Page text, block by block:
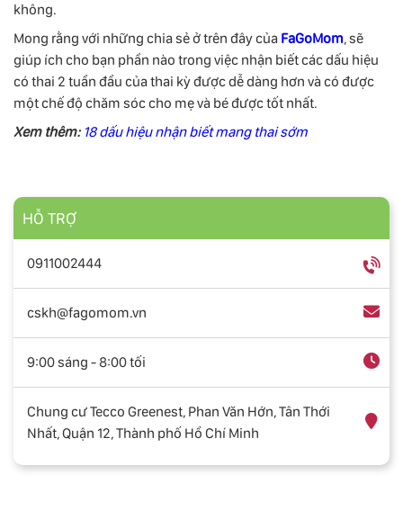
không.
Mong rằng với những chia sẻ ở trên đây của FaGoMom, sẽ
giúp ích cho bạn phần nào trong việc nhận biết các dấu hiệu
có thai 2 tuần đầu của thai kỳ được dễ dàng hơn và có được
một chế độ chăm sóc cho mẹ và bé được tốt nhất.
Xem thêm: 18 dấu hiệu nhận biết mang thai sớm
HỖ TRỢ
0911002444
cskh@fagomom.vn
9:00 sáng - 8:00 tối
Chung cư Tecco Greenest, Phan Văn Hớn, Tân Thới
Nhất, Quận 12, Thành phố Hồ Chí Minh